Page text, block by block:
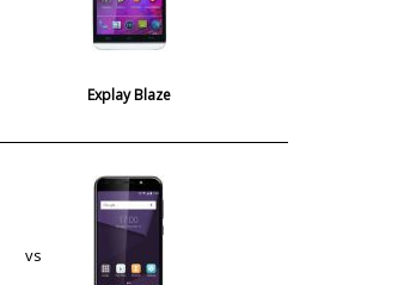
Explay Blaze
vs